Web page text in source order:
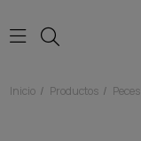
Inicio Productos Peces